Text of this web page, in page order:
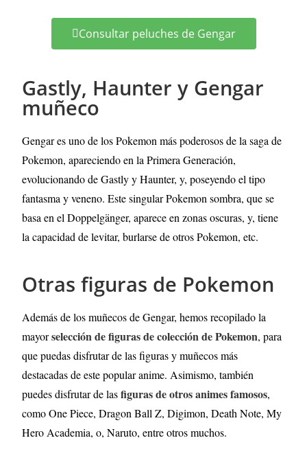
Consultar peluches de Gengar
Gastly, Haunter y Gengar
muñeco
Gengar es uno de los Pokemon más poderosos de la saga de
Pokemon, apareciendo en la Primera Generación,
evolucionando de Gastly y Haunter, y, poseyendo el tipo
fantasma y veneno. Este singular Pokemon sombra, que se
basa en el Doppelgänger, aparece en zonas oscuras, y, tiene
la capacidad de levitar, burlarse de otros Pokemon, etc.
Otras figuras de Pokemon
Además de los muñecos de Gengar, hemos recopilado la
mayorselección de figuras de colección de Pokemon, para
que puedas disfrutar de las figuras y muñecos más
destacadas de este popular anime. Asimismo, también
puedes disfrutar de lasfiguras de otros animes famosos,
como One Piece, Dragon Ball Z, Digimon, Death Note, My
Hero Academia, o, Naruto, entre otros muchos.